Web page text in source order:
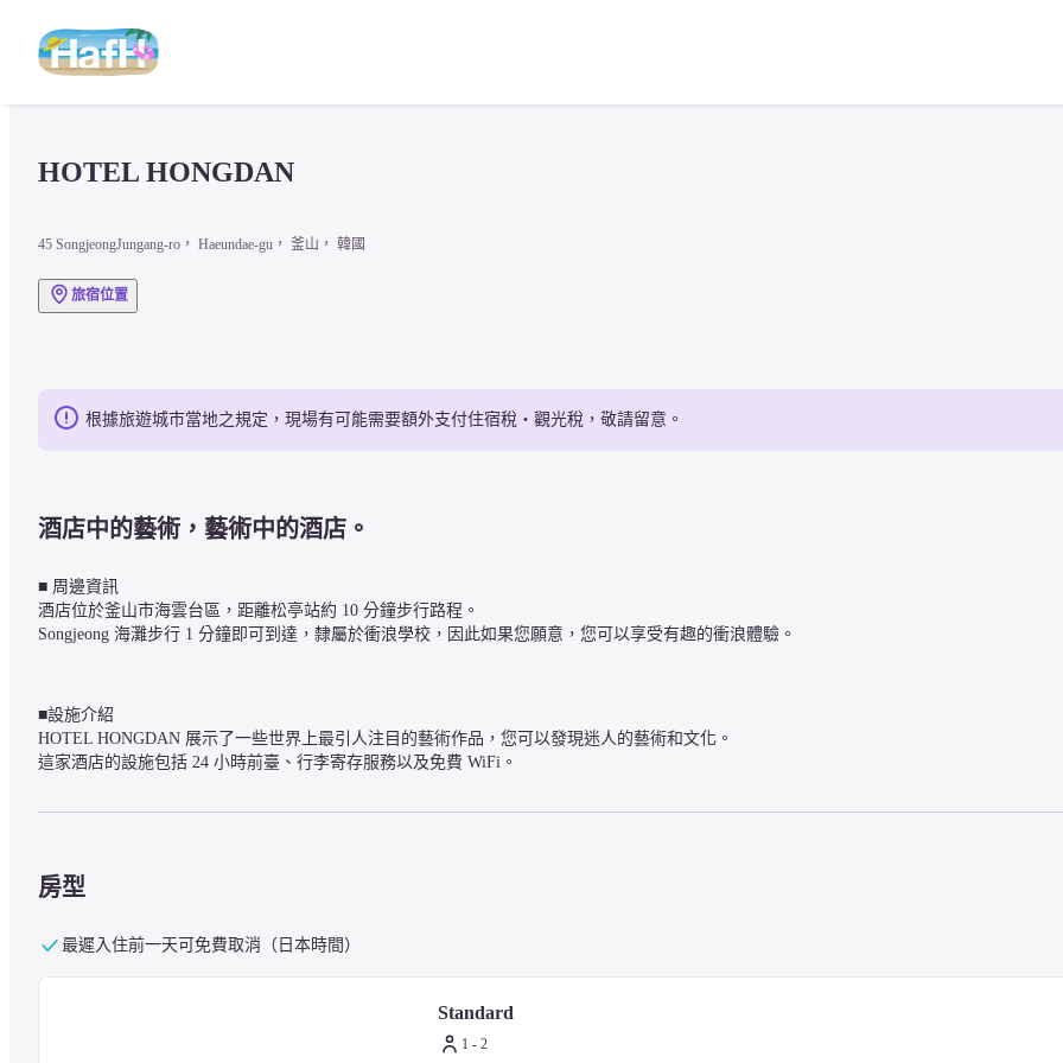
HOTEL HONGDAN
45 SongjeongJungang-ro， Haeundae-gu， 釜山， 韓國
旅宿位置
根據旅遊城市當地之規定，現場有可能需要額外支付住宿稅・觀光稅，敬請留意。
酒店中的藝術，藝術中的酒店。
■ 周邊資訊
酒店位於釜山市海雲台區，距離松亭站約 10 分鐘步行路程。
Songjeong 海灘步行 1 分鐘即可到達，隸屬於衝浪學校，因此如果您願意，您可以享受有趣的衝浪體驗。
■設施介紹
HOTEL HONGDAN 展示了一些世界上最引人注目的藝術作品，您可以發現迷人的藝術和文化。
這家酒店的設施包括 24 小時前臺、行李寄存服務以及免費 WiFi。
■ 注意事項
房型
最遲入住前一天可免費取消（日本時間）
Standard
1 - 2